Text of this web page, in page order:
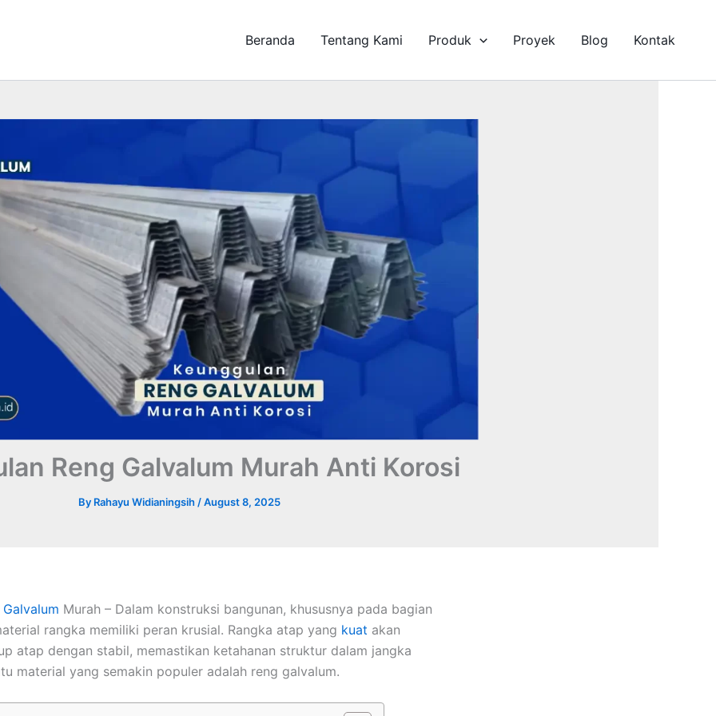
Beranda Tentang Kami Produk Proyek Blog Kontak
Reng Galvalum Murah Anti Korosi
By Rahayu Widianingsih /August 8, 2025
Galvalum Murah – Dalam konstruksi bangunan, khususnya pada bagian
rangka memiliki peran krusial. Rangka atap yang kuat akan
atap dengan stabil, memastikan ketahanan struktur dalam jangka
material yang semakin populer adalah reng galvalum.